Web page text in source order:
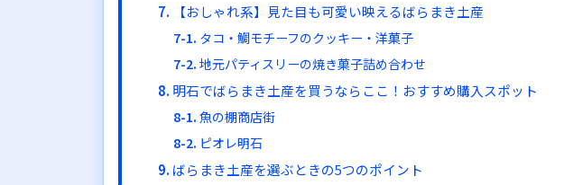
【おしゃれ系】見た目も可愛い映えるばらまき土産
タコ・鯛モチーフのクッキー・洋菓子
地元パティスリーの焼き菓子詰め合わせ
明石でばらまき土産を買うならここ！おすすめ購入スポット
魚の棚商店街
ピオレ明石
ばらまき土産を選ぶときの5つのポイント